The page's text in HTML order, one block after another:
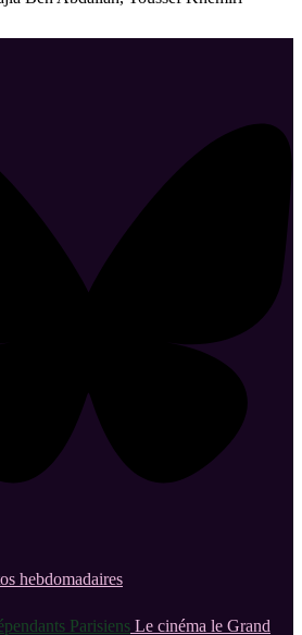
hebdomadaires
Le cinéma le Grand